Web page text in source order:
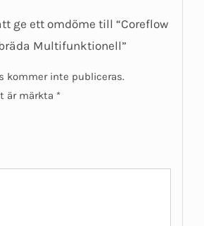
ge ett omdöme till “Coreflow
Multifunktionell”
kommer inte publiceras.
är märkta *